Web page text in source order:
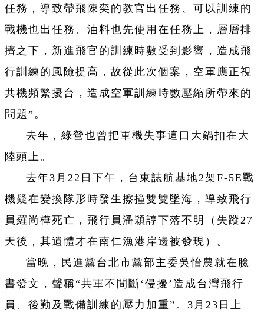
任務，導致帶飛陳奕的教官出任務、可以訓練的
戰機也出任務、油料也先使用在任務上，層層排
擠之下，新進飛官的訓練時數受到影響，造成飛
行訓練的風險提高，故從此次個案，空軍應正視
共機頻繁擾台，造成空軍訓練時數壓縮所帶來的
問題”。
去年，綠營也曾把軍機失事這口大鍋扣在大
陸頭上。
去年3月22日下午，台東誌航基地2架F-5E戰
機疑在變換隊形時發生擦撞雙雙墜海，導致飛行
員羅尚樺死亡，飛行員潘穎諄下落不明（失蹤27
天後，其遺體才在南仁漁港岸邊被發現）。
當晚，民進黨台北市黨部主委吳怡農就在臉
書發文，聲稱“共軍不間斷‘侵擾’造成台灣飛行
員、後勤及戰備訓練的壓力加重”。3月23日上